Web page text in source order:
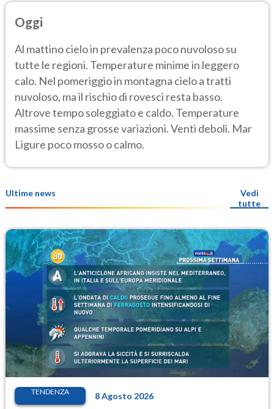
Oggi
Al mattino cielo in prevalenza poco nuvoloso su
tutte le regioni. Temperature minime in leggero
calo. Nel pomeriggio in montagna cielo a tratti
nuvoloso, ma il rischio di rovesci resta basso.
Altrove tempo soleggiato e caldo. Temperature
massime senza grosse variazioni. Venti deboli. Mar
Ligure poco mosso o calmo.
Ultime news
Vedi
tutte
TENDENZA 8 Agosto 2026